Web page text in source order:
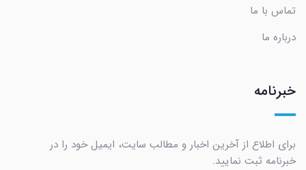
تماس با ما
درباره ما
خبرنامه
برای اطلاع از آخرین اخبار و مطالب سایت، ایمیل خود را در
خبرنامه ثبت نمایید.